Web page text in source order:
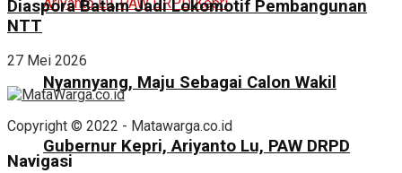
Nyannyang, Maju Sebagai Calon Wakil
Gubernur Kepri, Ariyanto Lu, PAW DRPD
Diaspora Batam Jadi Lokomotif Pembangunan
NTT
27 Mei 2026
Copyright © 2022 - Matawarga.co.id
Navigasi